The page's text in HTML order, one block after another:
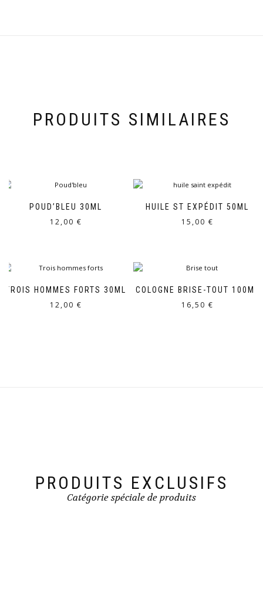
PRODUITS SIMILAIRES
POUD’BLEU 30ML
12,00 €
HUILE ST EXPÉDIT 50ML
15,00 €
TROIS HOMMES FORTS 30ML
12,00 €
COLOGNE BRISE-TOUT 100ML
16,50 €
PRODUITS EXCLUSIFS
Catégorie spéciale de produits